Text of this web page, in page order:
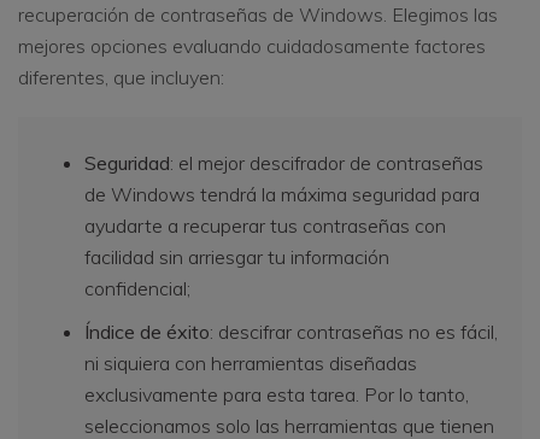
recuperación de contraseñas de Windows. Elegimos las
mejores opciones evaluando cuidadosamente factores
diferentes, que incluyen:
Seguridad: el mejor descifrador de contraseñas
de Windows tendrá la máxima seguridad para
ayudarte a recuperar tus contraseñas con
facilidad sin arriesgar tu información
confidencial;
Índice de éxito: descifrar contraseñas no es fácil,
ni siquiera con herramientas diseñadas
exclusivamente para esta tarea. Por lo tanto,
seleccionamos solo las herramientas que tienen